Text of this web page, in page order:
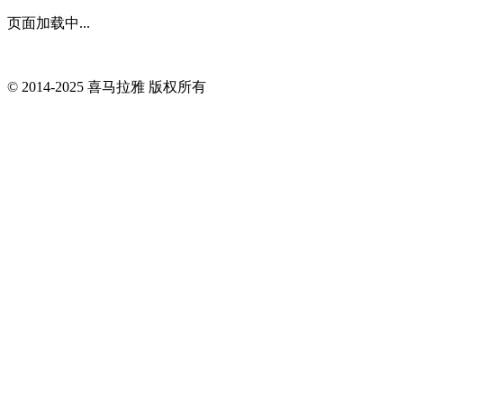
页面加载中...
© 2014-2025 喜马拉雅 版权所有